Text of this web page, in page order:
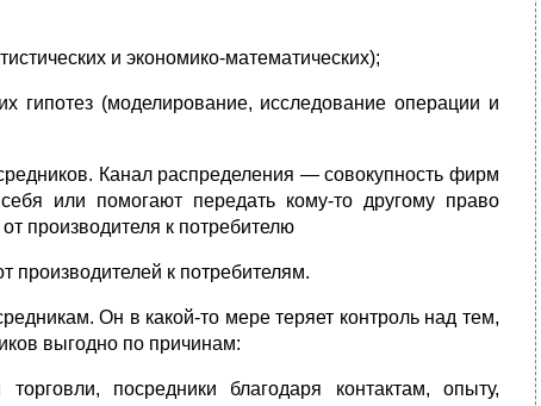
и экономико-математических);
гипотез (моделирование, исследование операции и
Канал распределения — совокупность фирм
или помогают передать кому-то другому право
производителя к потребителю
производителей к потребителям.
Он в какой-то мере теряет контроль над тем,
выгодно по причинам:
посредники благодаря контактам, опыту,